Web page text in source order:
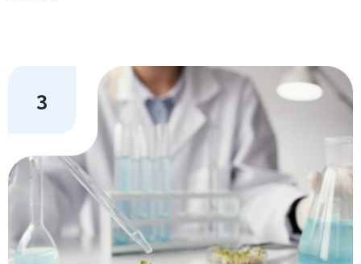
3